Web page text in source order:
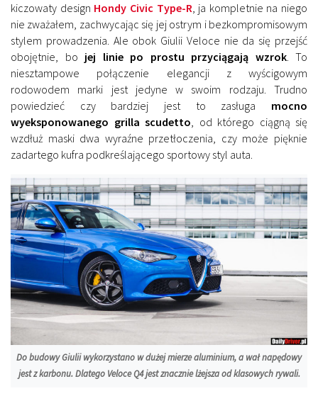
kiczowaty design Hondy Civic Type-R, ja kompletnie na niego
nie zważałem, zachwycając się jej ostrym i bezkompromisowym
stylem prowadzenia. Ale obok Giulii Veloce nie da się przejść
obojętnie, bo jej linie po prostu przyciągają wzrok. To
niesztampowe połączenie elegancji z wyścigowym
rodowodem marki jest jedyne w swoim rodzaju. Trudno
powiedzieć czy bardziej jest to zasługa mocno
wyeksponowanego grilla scudetto, od którego ciągną się
wzdłuż maski dwa wyraźne przetłoczenia, czy może pięknie
zadartego kufra podkreślającego sportowy styl auta.
Do budowy Giulii wykorzystano w dużej mierze aluminium, a wał napędowy
jest z karbonu. Dlatego Veloce Q4 jest znacznie lżejsza od klasowych rywali.